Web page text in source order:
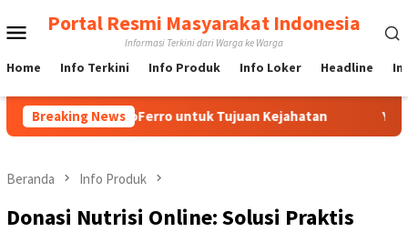
ke
Menu
Mobile
Portal Resmi Masyarakat Indonesia
Informasi Terkini dari Warga ke Warga
Home Info Terkini Info Produk Info Loker Headline
Breaking News
IndoFerro untuk Tujuan Kejahatan Yuk Lebih
Beranda Info Produk
Donasi Nutrisi Online: Solusi Praktis